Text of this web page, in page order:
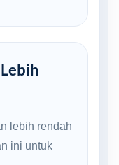
lebih rendah
ini untuk